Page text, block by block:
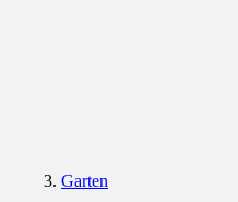
Garten